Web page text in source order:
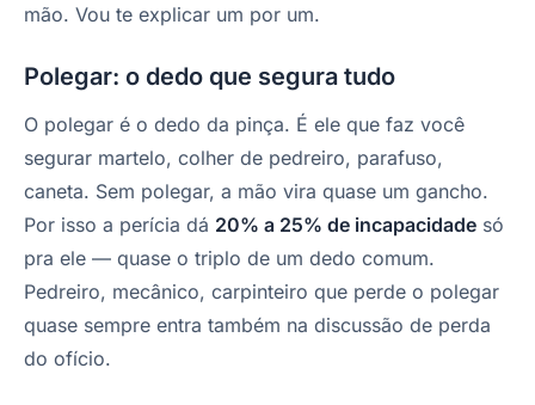
mão. Vou te explicar um por um.
Polegar: o dedo que segura tudo
O polegar é o dedo da pinça. É ele que faz você
segurar martelo, colher de pedreiro, parafuso,
caneta. Sem polegar, a mão vira quase um gancho.
Por isso a perícia dá 20% a 25% de incapacidade só
pra ele — quase o triplo de um dedo comum.
Pedreiro, mecânico, carpinteiro que perde o polegar
quase sempre entra também na discussão de perda
do ofício.